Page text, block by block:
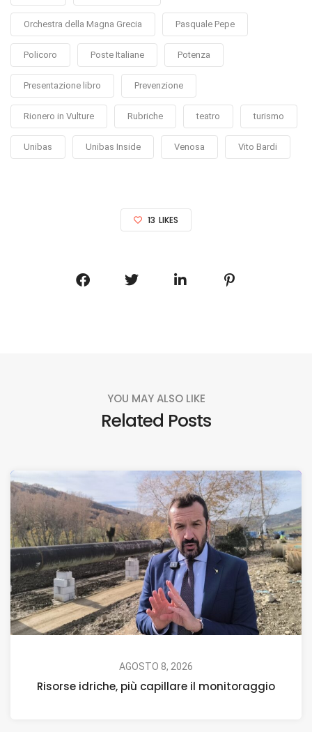
Orchestra della Magna Grecia Pasquale Pepe
Policoro Poste Italiane Potenza
Presentazione libro Prevenzione
Rionero in Vulture Rubriche teatro turismo
Unibas Unibas Inside Venosa Vito Bardi
13 LIKES
YOU MAY ALSO LIKE
Related Posts
AGOSTO 8, 2026
Risorse idriche, più capillare il monitoraggio